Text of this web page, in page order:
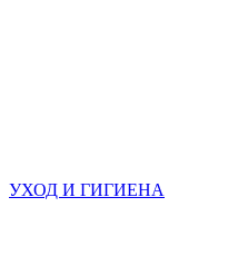
УХОД И ГИГИЕНА